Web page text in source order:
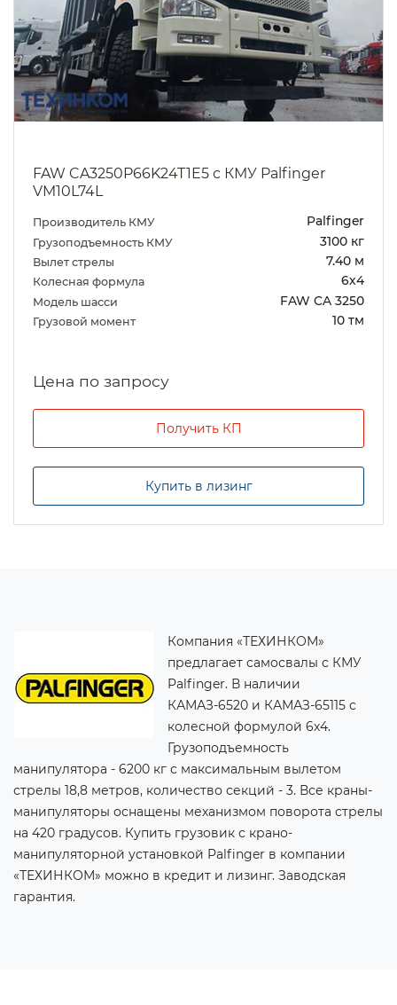
FAW CA3250P66K24T1E5 с КМУ Palfinger
VM10L74L
Производитель КМУ Palfinger
Грузоподъемность КМУ 3100 кг
Вылет стрелы 7.40 м
Колесная формула 6х4
Модель шасси FAW CA 3250
Грузовой момент 10 тм
Цена по запросу
Получить КП
Купить в лизинг
Компания «ТЕХИНКОМ»
предлагает самосвалы с КМУ
Palfinger. В наличии
КАМАЗ-6520 и КАМАЗ-65115 с
колесной формулой 6х4.
Грузоподъемность
манипулятора - 6200 кг с максимальным вылетом
стрелы 18,8 метров, количество секций - 3. Все краны-
манипуляторы оснащены механизмом поворота стрелы
на 420 градусов. Купить грузовик с крано-
манипуляторной установкой Palfinger в компании
«ТЕХИНКОМ» можно в кредит и лизинг. Заводская
гарантия.